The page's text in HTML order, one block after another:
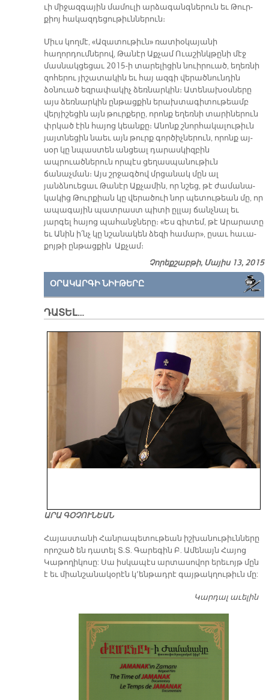
ւի մի­ջազ­գա­յին մա­մու­լի ար­ձա­գանգ­նե­րուն եւ Թուր­
քիոյ հա­կազ­դե­ցու­թիւն­նե­րուն։
Միւս կողմէ, «Ազատութիւն» ռա­տիօ­կայանի
հաղորդումներով, Թանէր Աք­չամ Ուաշինկթընի մէջ
մաս­նակ­ցեցաւ 2015-ի տարելիցին նուիրուած, ե­ղեռնի
զոհերու յիշատակին եւ հայ ազ­գի վերածնունդին
ձօնուած եզ­րա­փակիչ ձեռնարկին։ Ատենախօսները
այս ձեռնարկին ընթացքին երախ­տա­գիտու­թեամբ
վերյիշեցին այն թուր­քե­րը, որոնք եղեռնի տարիներուն
փրկած էին հայոց կեանքը։ Անոնք շնոր­հակալութիւն
յայտնեցին նաեւ այն թուրք գործիչներուն, որոնք այ­
սօր կը նպաստեն անցեալ դարաս­կիզ­բին
ապրուածներուն որպէս ցեղաս­պա­նութիւն
ճանաչման։ Այս շրջագ­ծով մրցանակ մըն ալ
յանձնուեցաւ Թա­նէր Աքչամին, որ նշեց, թէ ժամա­նա­
կակից Թուրքիան կը վերածուի նոր պե­տու­թեան մը, որ
ապագային պատ­րաստ պիտի ըլլայ ճանչ­նալ եւ
յարգել հա­յոց պահանջները։ «Ես գի­տեմ, թէ Արարատը
եւ Ա­նին ի՛նչ կը նշանակեն ձե­զի համար», ըսաւ հա­ւա­­
քոյթի ընթացքին Աքչամ։
Չորեքշաբթի, Մայիս 13, 2015
ՕՐԱԿԱՐԳԻ ՆԻՒԹԵՐԸ
ԴԱՏԵԼ…
ԱՐԱ ԳՕՉՈՒՆԵԱՆ
​Հայաստանի Հանրապետութեան իշխանութիւնները
որոշած են դատել Տ.Տ. Գարեգին Բ. Ամենայն Հայոց
Կաթողիկոսը: Սա իսկապէս արտասովոր երեւոյթ մըն
է եւ միանշանակօրէն կ՚ենթադրէ գայթակղութիւն մը:
Կարդալ աւելին